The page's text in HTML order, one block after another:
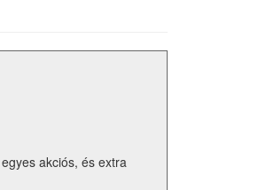
akciós, és extra